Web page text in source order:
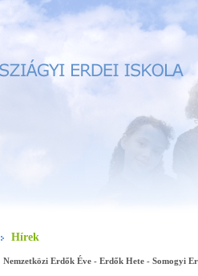
Hírek
Nemzetközi Erdők Éve - Erdők Hete - Somogyi